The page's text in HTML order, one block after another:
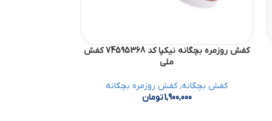
کفش روزمره بچگانه نیکپا کد 74595368 کفش
ملی
کفش بچگانه,کفش روزمره بچگانه
1,900,000تومان